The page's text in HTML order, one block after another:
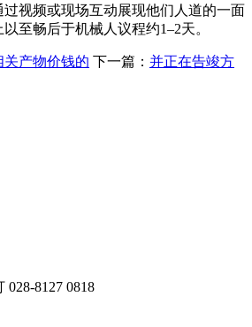
视频或现场互动展现他们人道的一面
至畅后于机械人议程约1–2天。
产物价钱的 下一篇： 并正在告竣方
028-8127 0818